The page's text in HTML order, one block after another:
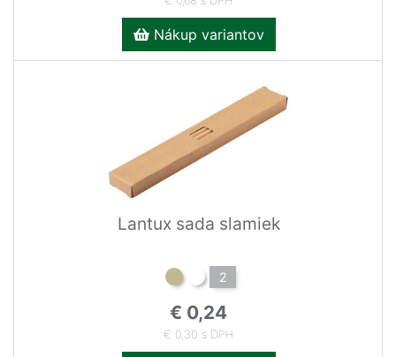
Nákup variantov
Lantux sada slamiek
2
€ 0,24
€ 0,30 s DPH